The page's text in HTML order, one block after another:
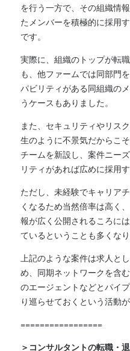
を行う一方で、その組織情
たメンバーを積極的に採用
です。
実際に、組織のトップが転
も、他ファームでは同部門
パビリティがある同組織の
うケースもありました。
また、セキュリティやリス
生のように不景気だからこ
チームを新設し、案件ニー
リティがあれば広めに採用
ただし、未経験でキャリア
くなるため当然倍率は高く
報が広く公開されるころに
ているということも多くなり
上記のような案件は求人と
め、同期ネットワークを含
のエージェントなどとパイ
り巡らせておくという活動
=================
＞コンサルタントの転職・